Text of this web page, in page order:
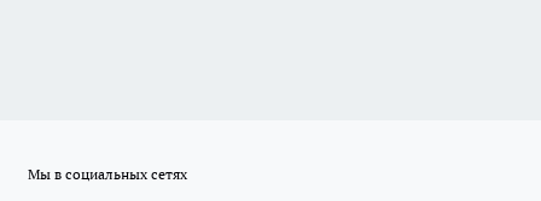
Мы в социальных сетях